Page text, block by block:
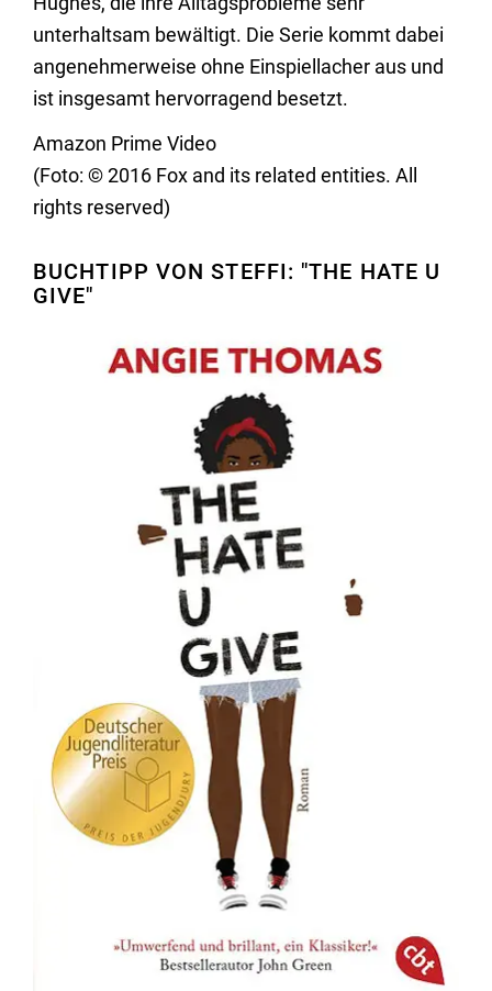
unterhaltsam bewältigt. Die Serie kommt dabei
angenehmerweise ohne Einspiellacher aus und
ist insgesamt hervorragend besetzt.
Amazon Prime Video
(Foto: © 2016 Fox and its related entities. All
rights reserved)
BUCHTIPP VON STEFFI: "THE HATE U
GIVE"